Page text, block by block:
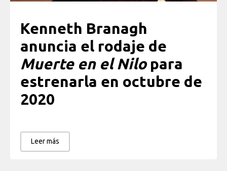
Kenneth Branagh
anuncia el rodaje de
Muerte en el Nilopara
estrenarla en octubre de
2020
Leer más